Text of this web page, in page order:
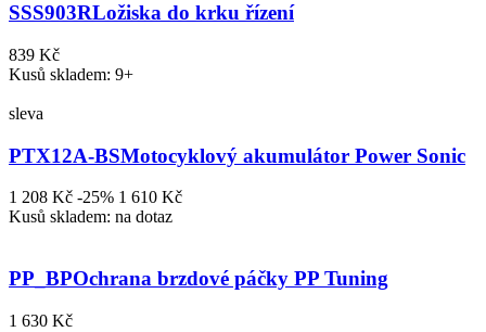
SSS903RLožiska do krku řízení
839 Kč
Kusů skladem: 9+
sleva
PTX12A-BSMotocyklový akumulátor Power Sonic
1 208 Kč -25% 1 610 Kč
Kusů skladem: na dotaz
PP_BPOchrana brzdové páčky PP Tuning
1 630 Kč